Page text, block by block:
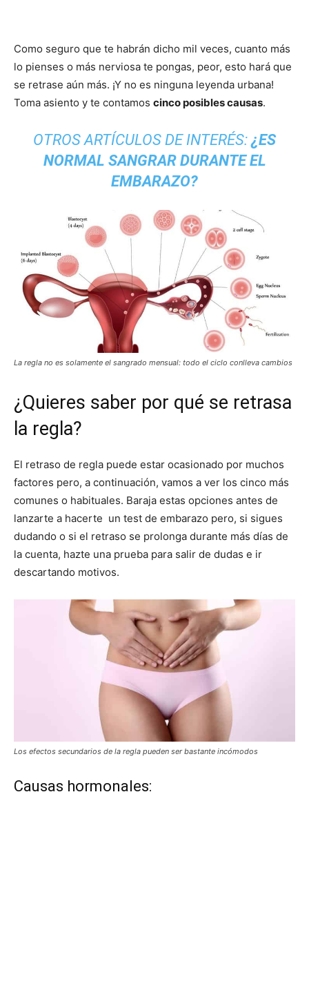
Como seguro que te habrán dicho mil veces, cuanto más
lo pienses o más nerviosa te pongas, peor, esto hará que
se retrase aún más. ¡Y no es ninguna leyenda urbana!
Toma asiento y te contamos cinco posibles causas.
OTROS ARTÍCULOS DE INTERÉS: ¿ES
NORMAL SANGRAR DURANTE EL
EMBARAZO?
La regla no es solamente el sangrado mensual: todo el ciclo conlleva cambios
¿Quieres saber por qué se retrasa
la regla?
El retraso de regla puede estar ocasionado por muchos
factores pero, a continuación, vamos a ver los cinco más
comunes o habituales. Baraja estas opciones antes de
lanzarte a hacerte un test de embarazo pero, si sigues
dudando o si el retraso se prolonga durante más días de
la cuenta, hazte una prueba para salir de dudas e ir
descartando motivos.
Los efectos secundarios de la regla pueden ser bastante incómodos
Causas hormonales: